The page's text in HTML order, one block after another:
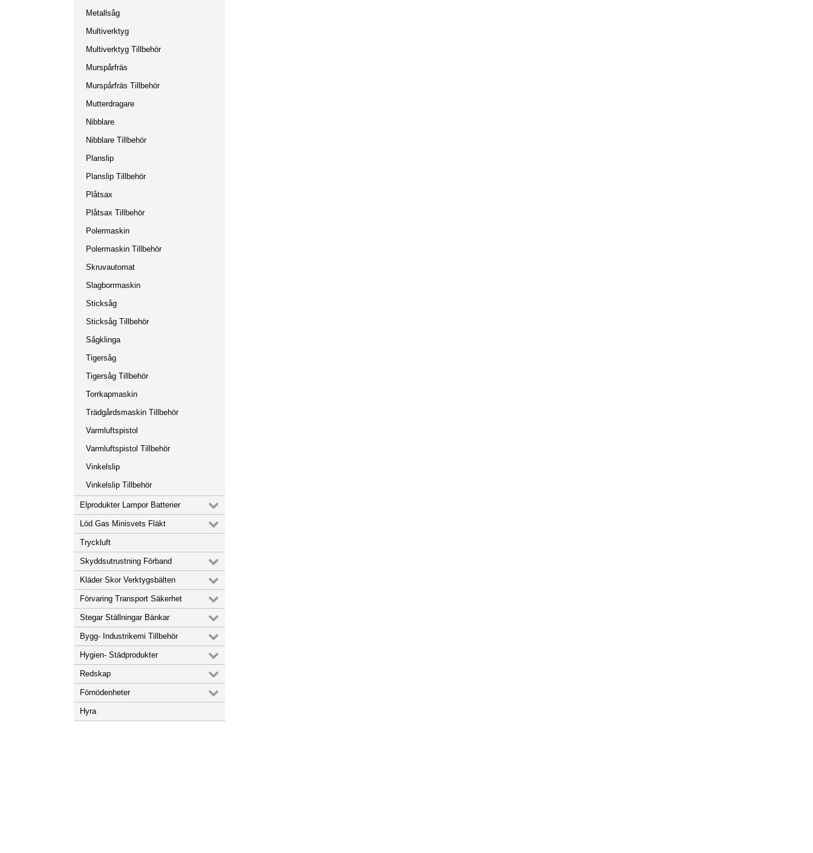
Metallsåg
Multiverktyg
Multiverktyg Tillbehör
Murspårfräs
Murspårfräs Tillbehör
Mutterdragare
Nibblare
Nibblare Tillbehör
Planslip
Planslip Tillbehör
Plåtsax
Plåtsax Tillbehör
Polermaskin
Polermaskin Tillbehör
Skruvautomat
Slagborrmaskin
Sticksåg
Sticksåg Tillbehör
Sågklinga
Tigersåg
Tigersåg Tillbehör
Torrkapmaskin
Trädgårdsmaskin Tillbehör
Varmluftspistol
Varmluftspistol Tillbehör
Vinkelslip
Vinkelslip Tillbehör
Elprodukter Lampor Batterier
Löd Gas Minisvets Fläkt
Tryckluft
Skyddsutrustning Förband
Kläder Skor Verktygsbälten
Förvaring Transport Säkerhet
Stegar Ställningar Bänkar
Bygg- Industrikemi Tillbehör
Hygien- Städprodukter
Redskap
Förnödenheter
Hyra